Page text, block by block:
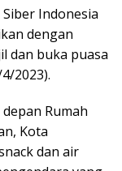
Indonesia
dengan
dan buka puasa
2023).
Rumah
Kota
dan air